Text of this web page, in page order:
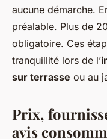
aucune démarche.
préalable. Plus de
obligatoire. Ces
tranquillité lors de l’
sur terrasse ou au
Prix,
avis